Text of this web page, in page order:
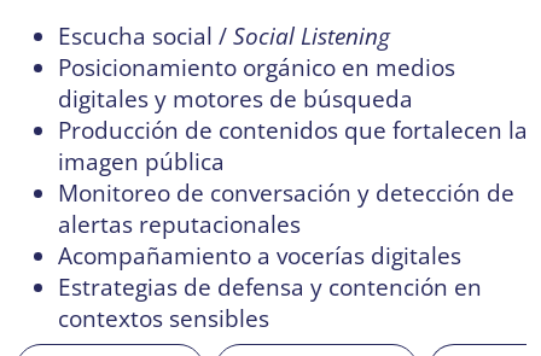
Escucha social /Social Listening
Posicionamiento orgánico en medios
digitales y motores de búsqueda
Producción de contenidos que fortalecen la
imagen pública
Monitoreo de conversación y detección de
alertas reputacionales
Acompañamiento a vocerías digitales
Estrategias de defensa y contención en
contextos sensibles